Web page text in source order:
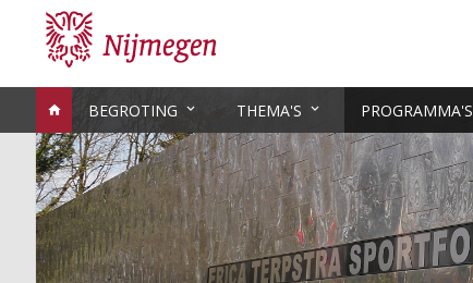
BEGROTING THEMA'S PROGRAMMA'S